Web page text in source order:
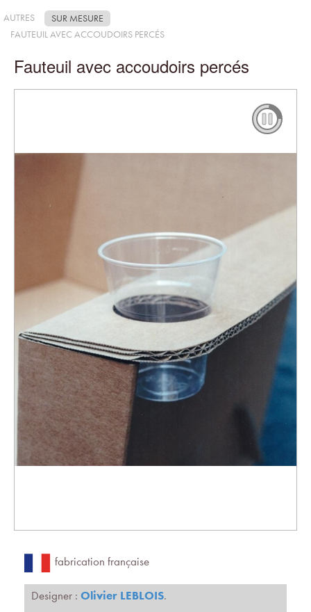
AUTRES
SUR MESURE
FAUTEUIL AVEC ACCOUDOIRS PERCÉS
Fauteuil avec accoudoirs percés
fabrication française
Designer : Olivier LEBLOIS.